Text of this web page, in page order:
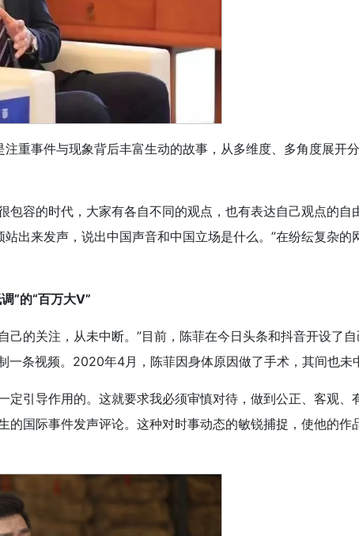
重事件与现象背后丰富生动的故事，从多维度、多角度展开
容的时代，大家有各自不同的观点，也有表达自己观点的自
出来发声，说出中国声音和中国立场是什么。”在纷纭复杂的
”的“百万大V”
的关注，从未中断。”目前，陈菲在今日头条和抖音开设了
条视频。2020年4月，陈菲因身体原因做了手术，其间也未
引导作用的。这就要求我必须审慎对待，做到公正、客观、
国际事件发声评论。这种对时事动态的敏锐捕捉，使他的作